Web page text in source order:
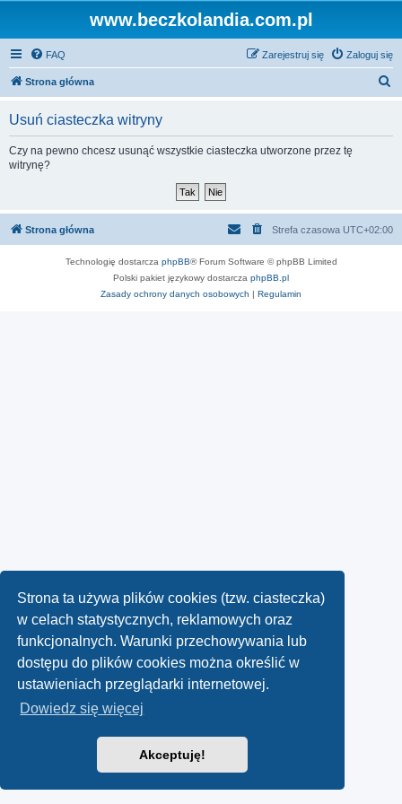
Strona ta używa plików cookies (tzw. ciasteczka)
w celach statystycznych, reklamowych oraz
funkcjonalnych. Warunki przechowywania lub
dostępu do plików cookies można określić w
ustawieniach przeglądarki internetowej.
Dowiedz się więcej
Akceptuję!
www.beczkolandia.com.pl
FAQ Zaloguj się
Zarejestruj się
Strona główna
Usuń ciasteczka witryny
Czy na pewno chcesz usunąć wszystkie ciasteczka utworzone przez tę
witrynę?
Strona główna Strefa czasowa UTC+02:00
Technologię dostarcza phpBB® Forum Software © phpBB Limited
Polski pakiet językowy dostarcza phpBB.pl
Zasady ochrony danych osobowych | Regulamin